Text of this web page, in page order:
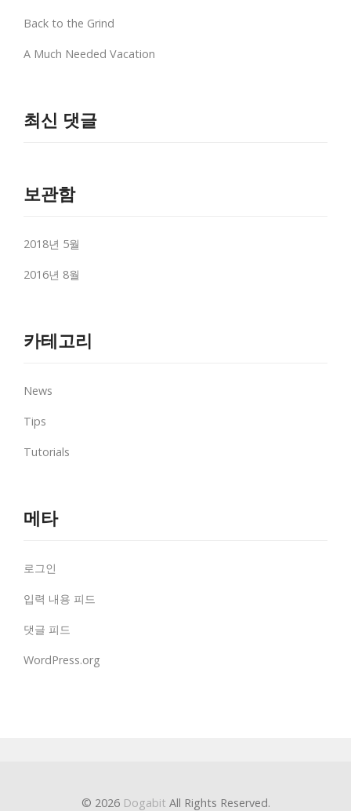
Back to the Grind
A Much Needed Vacation
최신 댓글
보관함
2018년 5월
2016년 8월
카테고리
News
Tips
Tutorials
메타
로그인
입력 내용 피드
댓글 피드
WordPress.org
© 2026 Dogabit All Rights Reserved.